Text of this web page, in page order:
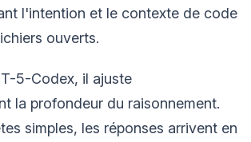
l'intention et le contexte de code
ouverts.
5-Codex, il ajuste
la profondeur du raisonnement.
simples, les réponses arrivent en